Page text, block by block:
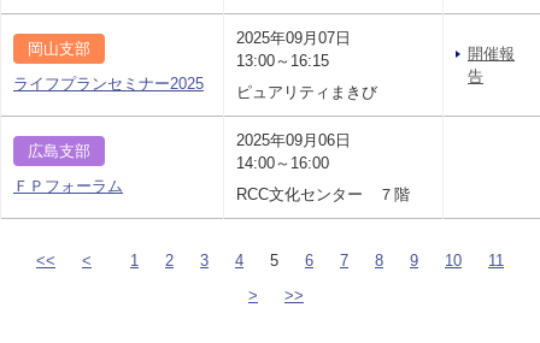
岡山支部
ライフプランセミナー2025
2025年09月07日
13:00～16:15
ピュアリティまきび
開催報
告
広島支部
ＦＰフォーラム
2025年09月06日
14:00～16:00
RCC文化センター ７階
<< < 1 2 3 4 5 6 7 8 9 10
11
>
>>